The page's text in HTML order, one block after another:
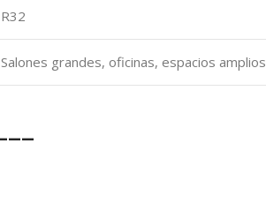
R32
Salones grandes, oficinas, espacios amplios